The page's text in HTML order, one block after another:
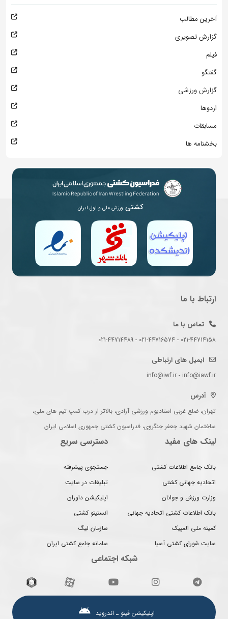
آخرین مطالب
گزارش تصویری
فیلم
گفتگو
گزارش ورزشی
اردوها
مسابقات
بخشنامه ها
کشتی ورزش ملی و اول ایران
ارتباط با ما
تماس با ما
021-44714158 - 021-44716574 - 021-44714489
ایمیل های ارتباطی
info@iwf.ir - info@iawf.ir
آدرس
تهران، ضلع غربی استادیوم ورزشی آزادی، بالاتر از درب کمپ تیم های ملی،
ساختمان شهید جعفر جنگروی، فدراسیون کشتی جمهوری اسلامی ایران
لینک های مفید
بانک جامع اطلاعات کشتی
اتحادیه جهانی کشتی
وزارت ورزش و جوانان
بانک اطلاعات کشتی اتحادیه جهانی
کمیته ملی المپیک
سایت شورای کشتی آسیا
دسترسی سریع
جستجوی پیشرفته
تبلیغات در سایت
اپلیکیشن داوران
انستیتو کشتی
سازمان لیگ
سامانه جامع کشتی ایران
شبکه اجتماعی
اپلیکیشن فیتو ـ اندروید